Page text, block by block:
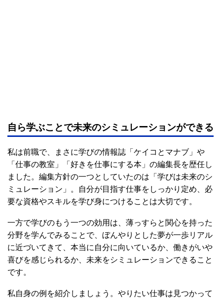
自ら学ぶことで未来のシミュレーションができる
私は前職で、まさに学びの情報誌「ケイコとマナブ」や
「仕事の教室」「好きを仕事にする本」の編集長を歴任し
ました。編集方針の一つとしていたのは「学びは未来のシ
ミュレーション」。自分が目指す仕事をしっかり定め、必
要な資格やスキルを学び身につけることは大切です。
一方で学びのもう一つの効用は、薄っすらと関心を持った
分野を学んでみることで、ぼんやりとした夢が一歩リアル
に近づいてきて、本当に自分に向いているか、働きがいや
喜びを感じられるか、未来をシミュレーションできること
です。
私自身の例を紹介しましょう。やりたい仕事は見つかって